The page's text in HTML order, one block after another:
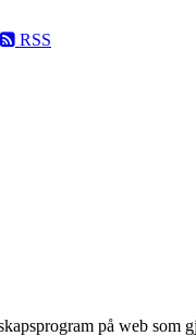
RSS
på web som